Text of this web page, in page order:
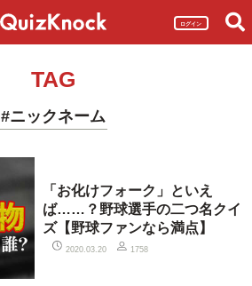
ログイン
TAG
#ニックネーム
「お化けフォーク」といえ
ば……？野球選手の二つ名クイ
ズ【野球ファンなら満点】
2020.03.20 1758